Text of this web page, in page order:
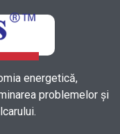
energetică,
problemelor și